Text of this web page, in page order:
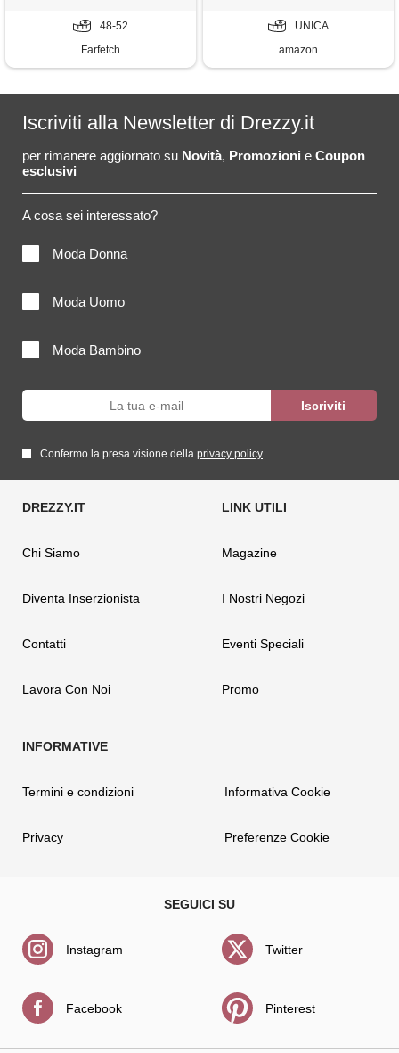
48-52
Farfetch
sopravvivenza, camo, taglia
unica
UNICA
amazon
Iscriviti alla Newsletter di Drezzy.it
per rimanere aggiornato su Novità, Promozioni e Coupon
esclusivi
A cosa sei interessato?
Moda Donna
Moda Uomo
Moda Bambino
Confermo la presa visione della privacy policy
Chi Siamo
Diventa Inserzionista
Contatti
Lavora Con Noi
Magazine
I Nostri Negozi
Eventi Speciali
Promo
Termini e condizioni
Privacy
Informativa Cookie
Preferenze Cookie
Instagram
Facebook
Twitter
Pinterest